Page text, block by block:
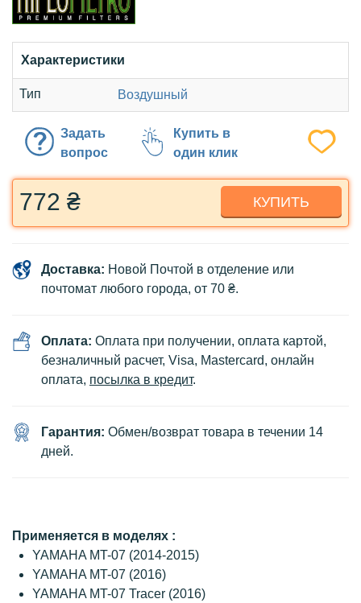
Характеристики
Тип Воздушный
Задать
вопрос
Купить в
один клик
772 ₴ КУПИТЬ
Доставка: Новой Почтой в отделение или
почтомат любого города, от 70 ₴.
Оплата: Оплата при получении, оплата картой,
безналичный расчет, Visa, Mastercard, онлайн
оплата, посылка в кредит.
Гарантия: Обмен/возврат товара в течении 14
дней.
Применяется в моделях :
YAMAHA MT-07 (2014-2015)
YAMAHA MT-07 (2016)
YAMAHA MT-07 Tracer (2016)